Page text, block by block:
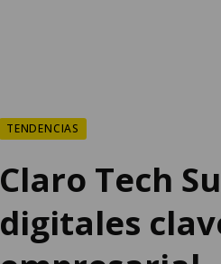
TENDENCIAS
Claro Tech
digitales